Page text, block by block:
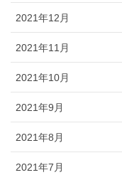
2021年12月
2021年11月
2021年10月
2021年9月
2021年8月
2021年7月